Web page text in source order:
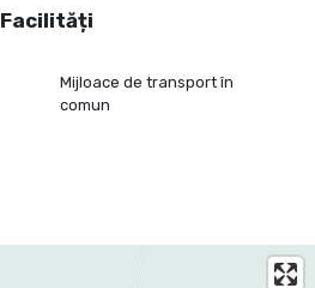
Facilități
Mijloace de transport în
comun